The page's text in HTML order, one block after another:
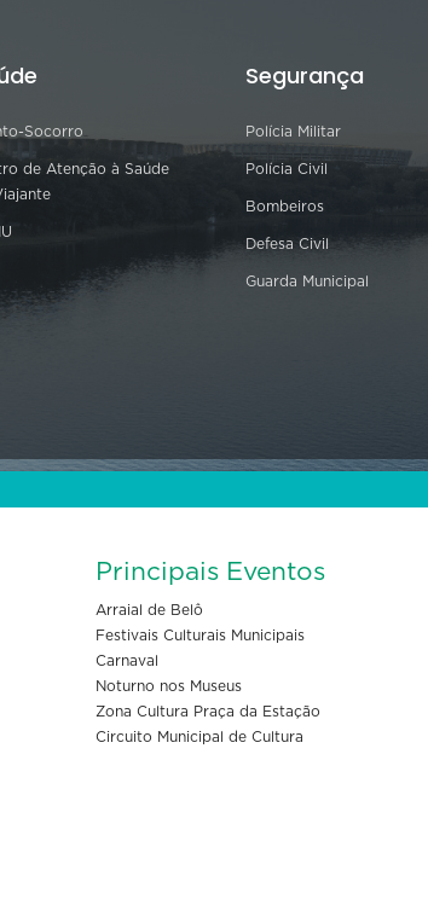
Socorro
de Atenção à Saúde
Segurança
Polícia Militar
Polícia Civil
Bombeiros
Defesa Civil
Guarda Municipal
Principais Eventos
Arraial de Belô
Festivais Culturais Municipais
Carnaval
Noturno nos Museus
Zona Cultura Praça da Estação
Circuito Municipal de Cultura